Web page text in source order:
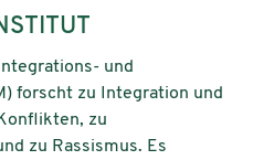
und
forscht zu Integration und
zu
zu Rassismus. Es